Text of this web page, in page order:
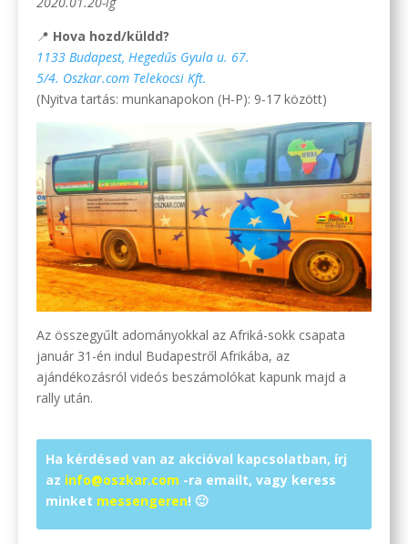
📍 Hova hozd/küldd?
1133 Budapest, Hegedűs Gyula u. 67.
5/4. Oszkar.com Telekocsi Kft.
(Nyitva tartás: munkanapokon (H-P): 9-17 között)
Az összegyűlt adományokkal az Afriká-sokk csapata
január 31-én indul Budapestről Afrikába, az
ajándékozásról videós beszámolókat kapunk majd a
rally után.
Ha kérdésed van az akcióval kapcsolatban, írj
az info@oszkar.com -ra emailt, vagy keress
minket messengeren! 🙂